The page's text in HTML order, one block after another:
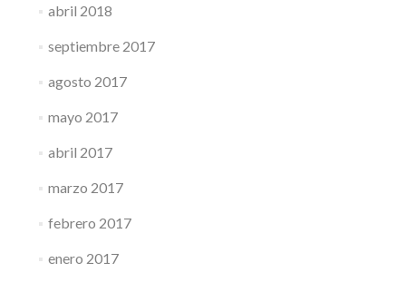
abril 2018
septiembre 2017
agosto 2017
mayo 2017
abril 2017
marzo 2017
febrero 2017
enero 2017